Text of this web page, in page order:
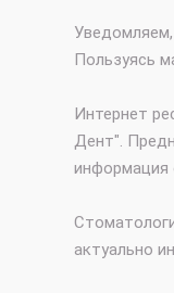
Уведомляем,
Пользуясь
Интернет
Дент".
информация
актуально